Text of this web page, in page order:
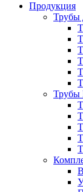
Продукция
Трубы